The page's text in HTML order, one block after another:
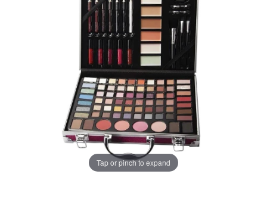
Tap or pinch to expand
Tap or pinch to expand